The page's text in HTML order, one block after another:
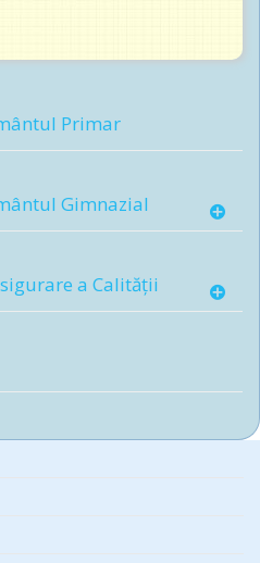
Primar
Gimnazial
a Calității